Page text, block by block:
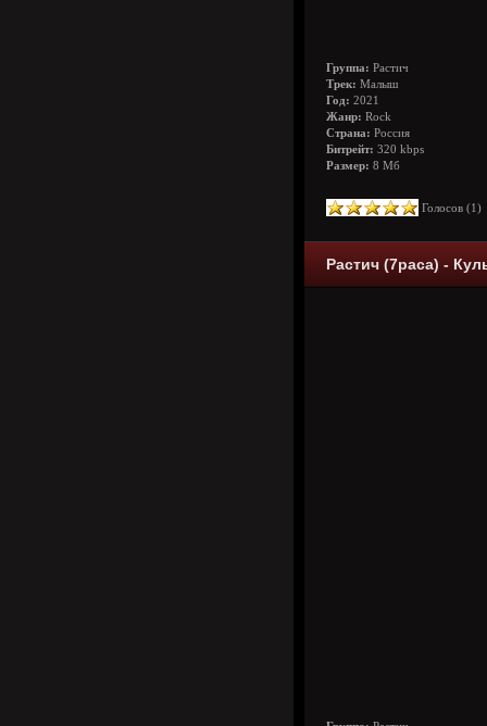
Группа: Растич
Трек: Малыш
Год: 2021
Жанр: Rock
Страна: Россия
Битрейт: 320 kbps
Размер: 8 Мб
Голосов (1
Растич (7раса) -